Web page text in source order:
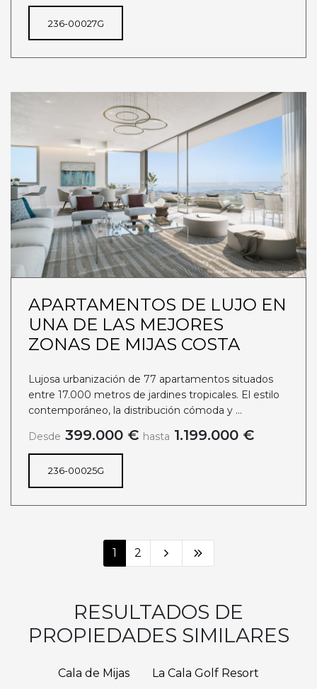
236-00027G
APARTAMENTOS DE LUJO EN
UNA DE LAS MEJORES
ZONAS DE MIJAS COSTA
Lujosa urbanización de 77 apartamentos situados
entre 17.000 metros de jardines tropicales. El estilo
contemporáneo, la distribución cómoda y ...
Desde 399.000 € hasta 1.199.000 €
236-00025G
1 2
RESULTADOS DE
PROPIEDADES SIMILARES
Cala de Mijas
La Cala Golf Resort